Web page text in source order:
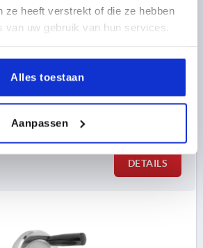
ze heeft verstrekt of die ze hebben
van uw gebruik van hun services.
Alles toestaan
Aanpassen
D1=125 PASBORING D2=14H7
DRAAIBARE GREEP
=Ø22 X M8 X 56
DETAILS